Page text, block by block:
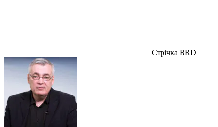
Стрічка BRD